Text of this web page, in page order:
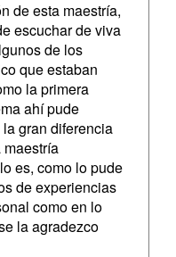
de esta maestría,
escuchar de viva
de los
que estaban
la primera
ahí pude
gran diferencia
maestría
es, como lo pude
de experiencias
como en lo
la agradezco